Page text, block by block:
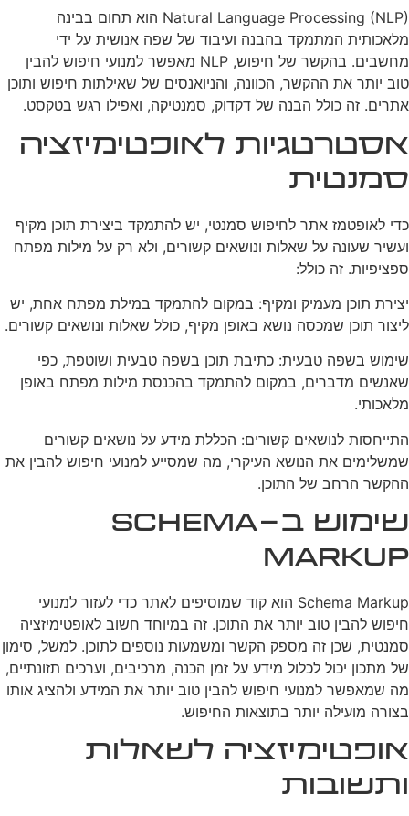
Natural Language Processing (NLP) הוא תחום בבינה
מלאכותית המתמקד בהבנה ועיבוד של שפה אנושית על ידי
מחשבים. בהקשר של חיפוש, NLP מאפשר למנועי חיפוש להבין
טוב יותר את ההקשר, הכוונה, והניואנסים של שאילתות חיפוש ותוכן
אתרים. זה כולל הבנה של דקדוק, סמנטיקה, ואפילו רגש בטקסט.
אסטרטגיות לאופטימיזציה
סמנטית
כדי לאופטמז אתר לחיפוש סמנטי, יש להתמקד ביצירת תוכן מקיף
ועשיר שעונה על שאלות ונושאים קשורים, ולא רק על מילות מפתח
ספציפיות. זה כולל:
יצירת תוכן מעמיק ומקיף: במקום להתמקד במילת מפתח אחת, יש
ליצור תוכן שמכסה נושא באופן מקיף, כולל שאלות ונושאים קשורים.
שימוש בשפה טבעית: כתיבת תוכן בשפה טבעית ושוטפת, כפי
שאנשים מדברים, במקום להתמקד בהכנסת מילות מפתח באופן
מלאכותי.
התייחסות לנושאים קשורים: הכללת מידע על נושאים קשורים
שמשלימים את הנושא העיקרי, מה שמסייע למנועי חיפוש להבין את
ההקשר הרחב של התוכן.
שימוש ב-Schema
Markup
Schema Markup הוא קוד שמוסיפים לאתר כדי לעזור למנועי
חיפוש להבין טוב יותר את התוכן. זה במיוחד חשוב לאופטימיזציה
סמנטית, שכן זה מספק הקשר ומשמעות נוספים לתוכן. למשל, סימון
של מתכון יכול לכלול מידע על זמן הכנה, מרכיבים, וערכים תזונתיים,
מה שמאפשר למנועי חיפוש להבין טוב יותר את המידע ולהציג אותו
בצורה מועילה יותר בתוצאות החיפוש.
אופטימיזציה לשאלות
ותשובות